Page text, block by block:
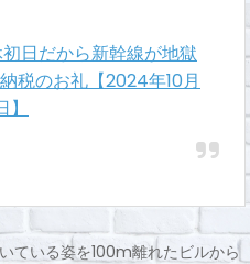
初日だから新幹線が地獄
税のお礼【2024年10月
】
ている姿を100m離れたビルから